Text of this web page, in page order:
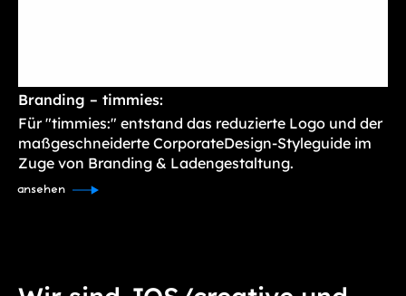
Branding – timmies:
Für "timmies:" entstand das reduzierte Logo und der
maßgeschneiderte CorporateDesign-Styleguide im
Zuge von Branding & Ladengestaltung.
ansehen